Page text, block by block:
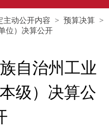
主动公开内容 > 预算决算 >
位）决算公开
自治州工业
级）决算公